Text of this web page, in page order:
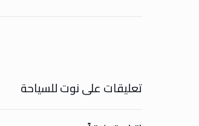
تعليقات على نوت للسياحة